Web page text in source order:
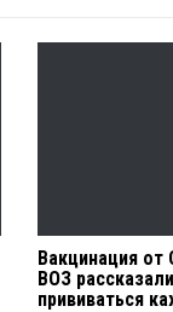
Вакцинация от
ВОЗ
прививаться